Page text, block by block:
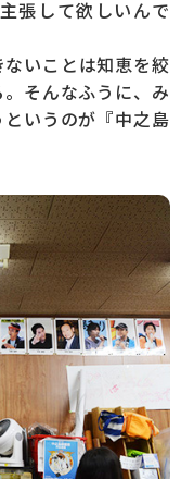
張して欲しいんで
いことは知恵を絞
そんなふうに、み
いうのが『中之島